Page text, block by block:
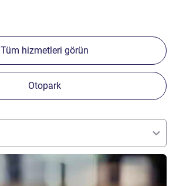
Tüm hizmetleri görün
Otopark